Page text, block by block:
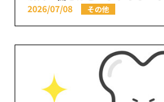
2026/07/08 その他